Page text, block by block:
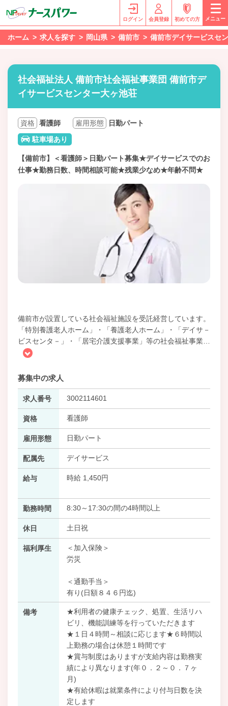
ログイン 会員登録 初めての方 メニュー
ホーム 求人を探す 岡山県 備前市 備前市デイサービスセ
社会福祉法人 備前市社会福祉事業団 備前市デ
イサービスセンター大ヶ池荘
資格 看護師 雇用形態
日勤パート
駐車場あり
【備前市】＜看護師＞日勤パート募集★デイサービスでのお
仕事★勤務日数、時間相談可能★残業少なめ★年齢不問★
備前市が設置している社会福祉施設を受託経営しています。
「特別養護老人ホーム」・「養護老人ホーム」・「デイサ－
ビスセンタ－」・「居宅介護支援事業」等の社会福祉事業
募集中の求人
求人番号 3002114601
資格 看護師
雇用形態 日勤パート
配属先 デイサービス
給与 時給 1,450円
勤務時間 8:30～17:30の間の4時間以上
休日 土日祝
福利厚生
＜加入保険＞
労災
＜通勤手当＞
有り(日額８４６円迄)
備考
★利用者の健康チェック、処置、生活リハ
ビリ、機能訓練等を行っていただきます
★１日４時間～相談に応じます★６時間以
上勤務の場合は休憩１時間です
★賞与制度はありますが支給内容は勤務実
績により異なります(年０．２～０．７ヶ
月)
★有給休暇は就業条件により付与日数を決
定します